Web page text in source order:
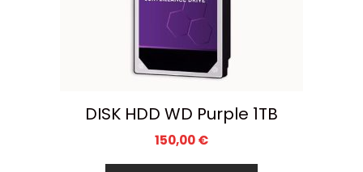
DISK HDD WD Purple 1TB
150,00€